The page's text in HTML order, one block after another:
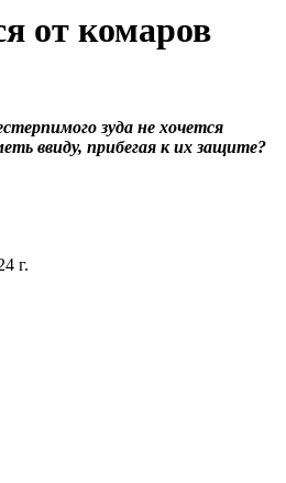
от комаров
зуда не хочется
ввиду, прибегая к их защите?
г.